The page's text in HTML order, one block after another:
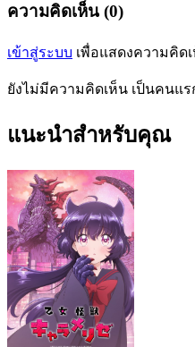
ความคิดเห็น (0)
เข้าสู่ระบบ เพื่อแสดงความคิด
ยังไม่มีความคิดเห็น เป็นคนแ
แนะนำสำหรับคุณ